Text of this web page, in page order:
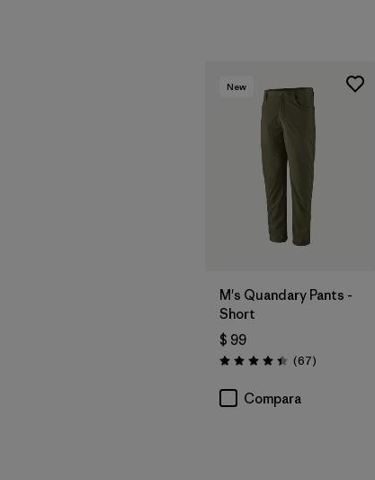
New
M's Quandary Pants -
Short
$ 99
Valoración: 4.4 / 5
(67Comentarios
)
Compara